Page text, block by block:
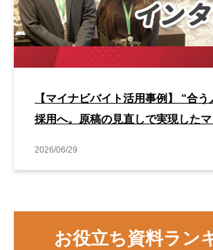
【マイナビバイト活用事例】 “合う
採用へ。原稿の見直しで実現した
2026/06/29
お役立ち資料ラン